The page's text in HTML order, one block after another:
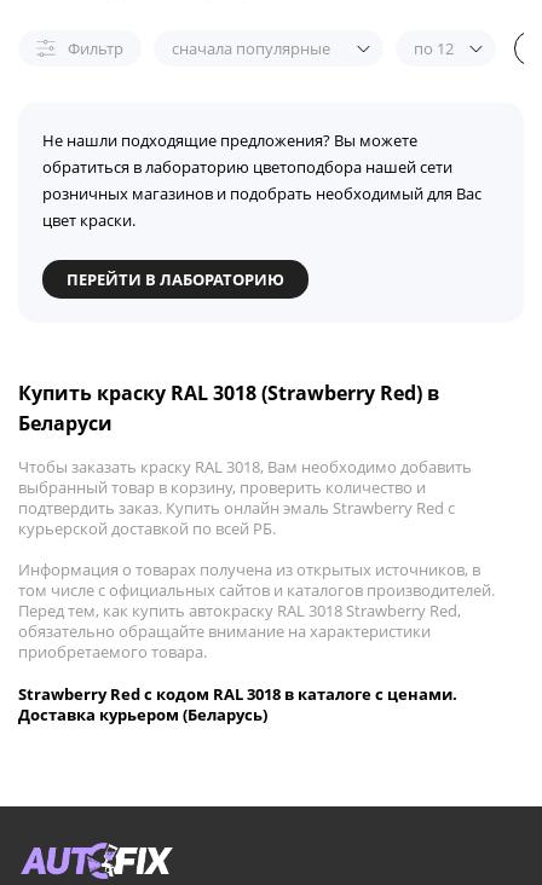
Фильтр сначала популярные по 12
Не нашли подходящие предложения? Вы можете
обратиться в лабораторию цветоподбора нашей сети
розничных магазинов и подобрать необходимый для Вас
цвет краски.
ПЕРЕЙТИ В ЛАБОРАТОРИЮ
Купить краску RAL 3018 (Strawberry Red) в
Беларуси
Чтобы заказать краску RAL 3018, Вам необходимо добавить
выбранный товар в корзину, проверить количество и
подтвердить заказ. Купить онлайн эмаль Strawberry Red с
курьерской доставкой по всей РБ.
Информация о товарах получена из открытых источников, в
том числе с официальных сайтов и каталогов производителей.
Перед тем, как купить автокраску RAL 3018 Strawberry Red,
обязательно обращайте внимание на характеристики
приобретаемого товара.
Strawberry Red с кодом RAL 3018 в каталоге с ценами.
Доставка курьером (Беларусь)